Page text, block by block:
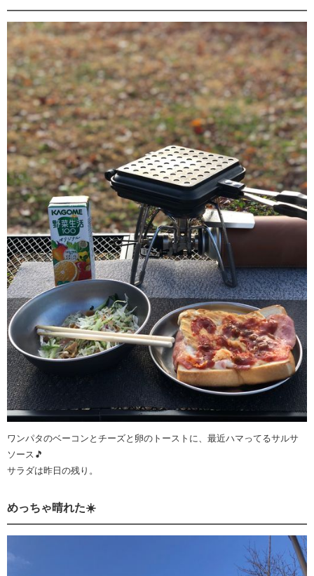
ワンパタのベーコンとチーズと卵のトーストに、最近ハマってるサルサ
ソース🎵
サラダは昨日の残り。
めっちゃ晴れた☀️